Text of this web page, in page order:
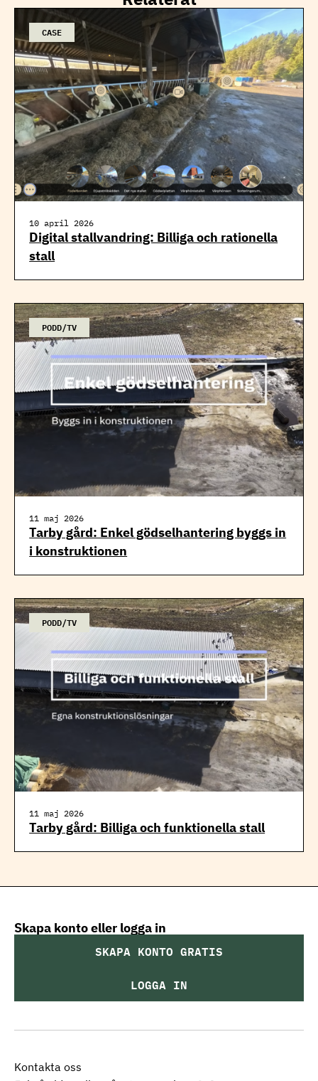
CASE
10 april 2026
Digital stallvandring: Billiga och rationella
stall
PODD/TV
11 maj 2026
Tarby gård: Enkel gödselhantering byggs in
i konstruktionen
PODD/TV
11 maj 2026
Tarby gård: Billiga och funktionella stall
Kontakta oss
Skapa konto eller logga in
SKAPA KONTO GRATIS
LOGGA IN